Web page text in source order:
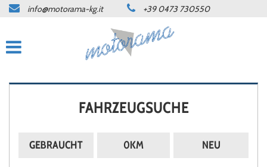
ANGEBOTE
WERKSTATT
info@motorama-kg.it +39 0473 730550
FAHRZEUGSUCHE
GEBRAUCHT 0KM NEU